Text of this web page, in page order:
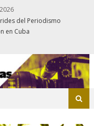
del Periodismo
en Cuba